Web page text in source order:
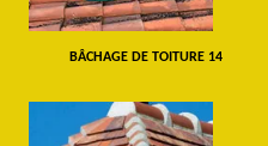
BÂCHAGE DE TOITURE 14